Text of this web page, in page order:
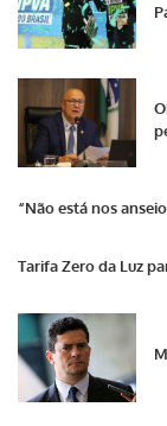
“Não está nos
Tarifa Zero da Luz